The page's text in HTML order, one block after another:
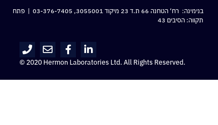
בנימינה: רח‘ הטחנה 66 ת.ד 23 מיקוד 3055001,
03-376-7405 | פתח
תקווה: הסיבים 43
© 2020 Hermon Laboratories Ltd. All Rights Reserved.